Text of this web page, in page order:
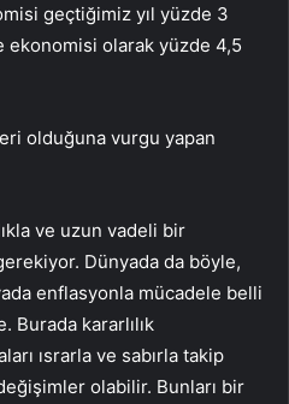
geçtiğimiz yıl yüzde 3
ekonomisi olarak yüzde 4,5
olduğuna vurgu yapan
ve uzun vadeli bir
Dünyada da böyle,
enflasyonla mücadele belli
Burada kararlılık
ısrarla ve sabırla takip
olabilir. Bunları bir